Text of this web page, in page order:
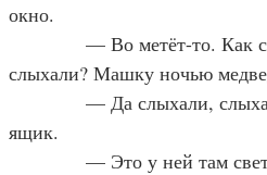
окно.
— Во метёт-то. Как
слыхали? Машку ночью
— Да слыхали,
ящик.
— Это у ней там